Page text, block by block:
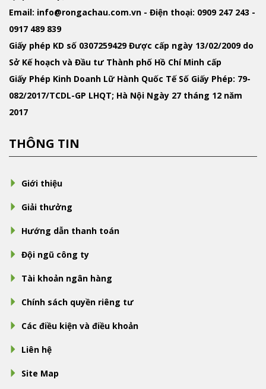
Email: info@rongachau.com.vn - Điện thoại: 0909 247 243 -
0917 489 839
Giấy phép KD số 0307259429 Được cấp ngày 13/02/2009 do
Sở Kế hoạch và Đầu tư Thành phố Hồ Chí Minh cấp
Giấy Phép Kinh Doanh Lữ Hành Quốc TếSố Giấy Phép: 79-
082/2017/TCDL-GP LHQT; Hà Nội Ngày 27 tháng 12 năm
2017
THÔNG TIN
Giới thiệu
Giải thưởng
Hướng dẫn thanh toán
Đội ngũ công ty
Tài khoản ngân hàng
Chính sách quyền riêng tư
Các điều kiện và điều khoản
Liên hệ
Site Map